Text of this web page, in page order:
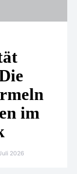
im
2026